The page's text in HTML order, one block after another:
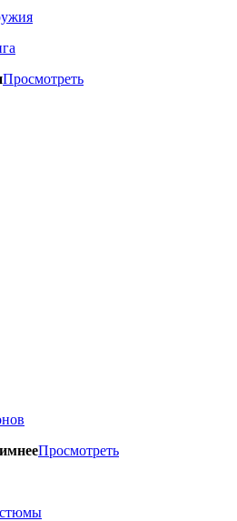
Просмотреть
Просмотреть